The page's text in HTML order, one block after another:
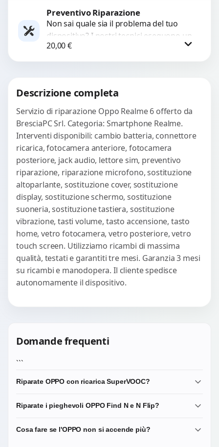
Richiedi Preventivo
Preventivo Riparazione
Non sai quale sia il problema del tuo
dispositivo? I nostri tecnici eseguono un
check-up completo con strumenti
avanzati per...
20,00€
Descrizione completa
Servizio di riparazione Oppo Realme 6 offerto da
BresciaPC Srl. Categoria: Smartphone Realme.
Interventi disponibili: cambio batteria, connettore
ricarica, fotocamera anteriore, fotocamera
posteriore, jack audio, lettore sim, preventivo
riparazione, riparazione microfono, sostituzione
altoparlante, sostituzione cover, sostituzione
display, sostituzione schermo, sostituzione
suoneria, sostituzione tastiera, sostituzione
vibrazione, tasti volume, tasto accensione, tasto
home, vetro fotocamera, vetro posteriore, vetro
touch screen. Utilizziamo ricambi di massima
qualità, testati e garantiti tre mesi. Garanzia 3 mesi
su ricambi e manodopera. Il cliente spedisce
autonomamente il dispositivo.
Domande frequenti
```
Riparate OPPO con ricarica SuperVOOC?
sono compatibili con i protocolli SuperVOOC e
dispositivo.
Riparate i pieghevoli OPPO Find N e N Flip?
complessi: lavoriamo su display interno, display cover
Cosa fare se l'OPPO non si accende più?